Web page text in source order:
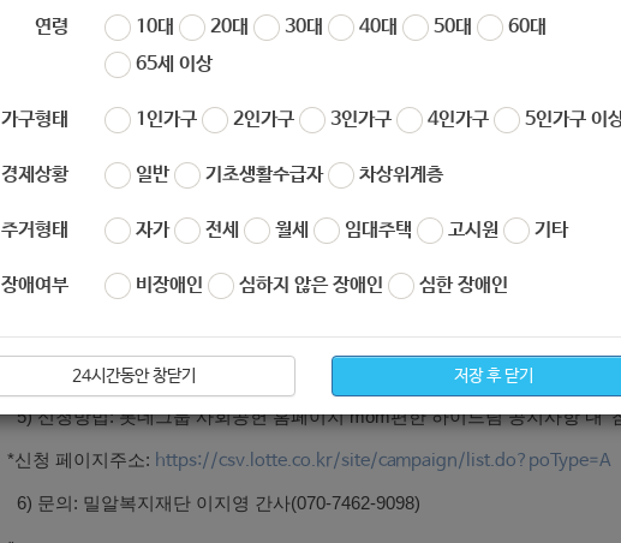
연령 10대 20대 30대 40대 50대
60대
65세 이상
가구형태 1인가구 2인가구 3인가구 4인가구 5인가구 이
경제상황 일반 기초생활수급자 차상위계층
주거형태 자가 전세 월세 임대주택 고시원 기타
장애여부 비장애인 심하지 않은 장애인 심한 장애인
24시간동안 창닫기 저장 후 닫기
작성자 노원 복지샘 작성일 2020-09-10 11:23 조회
2020년 가전제품 지원사업 ‘MOM편한 하이드림’을 아래와 같이 안내하오니
1) 사업명: 저소득 취약계층 가정의 자립을 위한 전자제품 지원사업 ’MOM편
2) 세부내용: 신청사연 선별을 통한 전자제품 지원 대상자 선정(3가정)
4) 최종발표: 2020년 10월 30일
5) 신청방법: 롯데그룹 사회공헌 홈페이지 mom편한 하이드림 공지사항 내 ‘
*신청 페이지주소: https://csv.lotte.co.kr/site/campaign/list.do?poType=A
6) 문의: 밀알복지재단 이지영 간사(070-7462-9098)